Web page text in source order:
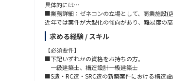
具体的には…
■業務詳細：ゼネコンの立場として、商業施設(
近年では案件が大型化の傾向があり、難易度の
■業務幅：構造計画から構造計算、監理まで技
状況により一部構造計算などを協力会社に依頼
■BIM：自社開発のBIMをご利用いただきます。
同社では全件BIM化に向けた生産改革を行って
求める経験 / スキル
【必須要件】
■下記いずれかの資格をお持ちの方。
一級建築士、構造設計一級建築士
■S造・RC造・SRC造の新築案件における構造設